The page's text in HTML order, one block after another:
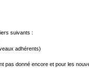
suivants :
adhérents)
pas donné encore et pour les